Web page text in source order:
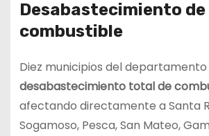
Desabastecimiento de
combustible
Diez municipios del
desabastecimiento total de
afectando directamente a Santa
Sogamoso, Pesca, San Mateo,